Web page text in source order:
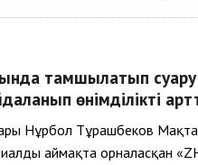
тамшылатып суару
өнімділікті
Нұрбол Тұрашбеков
аймақта орналасқан